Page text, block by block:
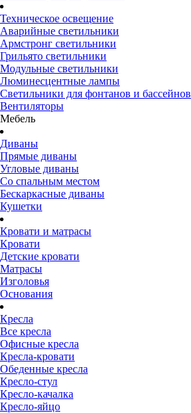
Техническое освещение
Аварийные светильники
Армстронг светильники
Грильято светильники
Модульные светильники
Люминесцентные лампы
Светильники для фонтанов и бассейнов
Вентиляторы
Мебель
Диваны
Прямые диваны
Угловые диваны
Со спальным местом
Бескаркасные диваны
Кушетки
Кровати и матрасы
Кровати
Детские кровати
Матрасы
Изголовья
Основания
Кресла
Все кресла
Офисные кресла
Кресла-кровати
Обеденные кресла
Кресло-стул
Кресло-качалка
Кресло-яйцо